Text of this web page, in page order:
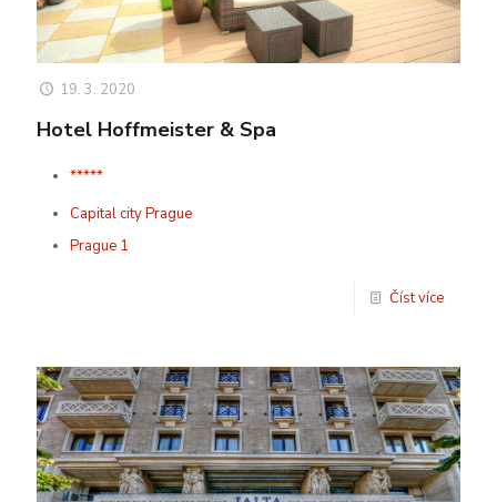
19. 3. 2020
Hotel Hoffmeister & Spa
*****
Capital city Prague
Prague 1
Číst více